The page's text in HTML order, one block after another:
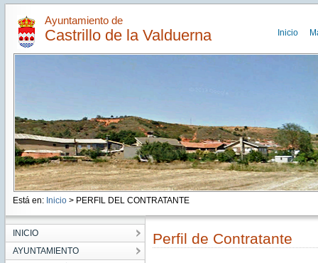
Ayuntamiento de
Castrillo de la Valduerna Inicio
Está en: Inicio > PERFIL DEL CONTRATANTE
INICIO
AYUNTAMIENTO
Perfil de Contratante